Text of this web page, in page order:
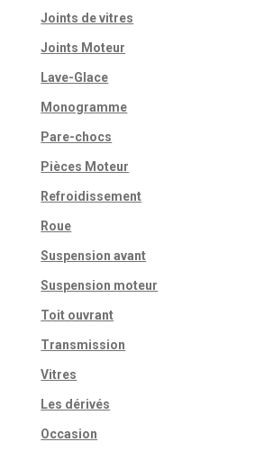
Joints de vitres
Joints Moteur
Lave-Glace
Monogramme
Pare-chocs
Pièces Moteur
Refroidissement
Roue
Suspension avant
Suspension moteur
Toit ouvrant
Transmission
Vitres
Les dérivés
Occasion